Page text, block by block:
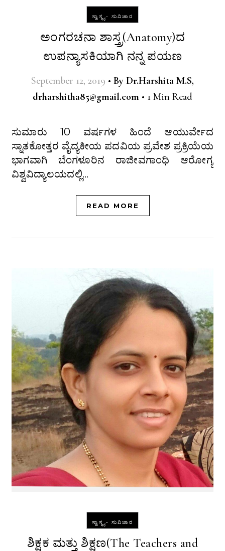
ಸ್ವಾಸ್ಥ್ಯ- ಸುವಿಚಾರ
ಅಂಗರಚನಾ ಶಾಸ್ತ್ರ(Anatomy)ದ
ಉಪನ್ಯಾಸಕಿಯಾಗಿ ನನ್ನ ಪಯಣ
September 12, 2019 • By Dr.Harshita M.S,
drharshitha85@gmail.com • 1 Min Read
ಸುಮಾರು 10 ವರ್ಷಗಳ ಹಿಂದೆ ಆಯುರ್ವೇದ
ಸ್ನಾತಕೋತ್ತರ ವೈದ್ಯಕೀಯ ಪದವಿಯ ಪ್ರವೇಶ ಪ್ರಕ್ರಿಯೆಯ
ಭಾಗವಾಗಿ ಬೆಂಗಳೂರಿನ ರಾಜೀವಗಾಂಧಿ ಆರೋಗ್ಯ
ವಿಶ್ವವಿದ್ಯಾಲಯದಲ್ಲಿ…
READ MORE
ಸ್ವಾಸ್ಥ್ಯ- ಸುವಿಚಾರ
ಶಿಕ್ಷಕ ಮತ್ತು ಶಿಕ್ಷಣ(The Teachers and